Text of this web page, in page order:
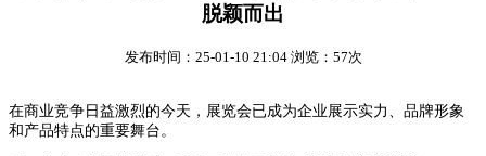
脱颖而出
发布时间：25-01-10 21:04 浏览：57次
在商业竞争日益激烈的今天，展览会已成为企业展示实力、品牌形象
和产品特点的重要舞台。